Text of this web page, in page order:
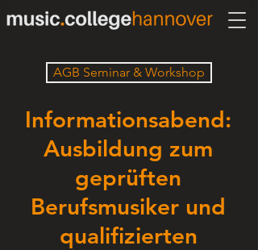
AGB Seminar & Workshop
Informationsabend:
Ausbildung zum
geprüften
Berufsmusiker und
qualifizierten